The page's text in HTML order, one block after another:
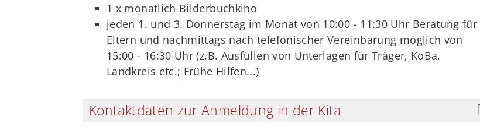
1 x monatlich Bilderbuchkino
jeden 1. und 3. Donnerstag im Monat von 10:00 - 11:30 Uhr Beratung für
Eltern und nachmittags nach telefonischer Vereinbarung möglich von
15:00 - 16:30 Uhr (z.B. Ausfüllen von Unterlagen für Träger, KoBa,
Landkreis etc.; Frühe Hilfen...)
Kontaktdaten zur Anmeldung in der Kita